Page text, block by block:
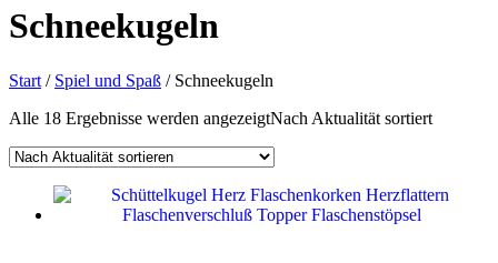
Schneekugeln
Start / Spiel und Spaß / Schneekugeln
Alle 18 Ergebnisse werden angezeigtNach Aktualität sortiert